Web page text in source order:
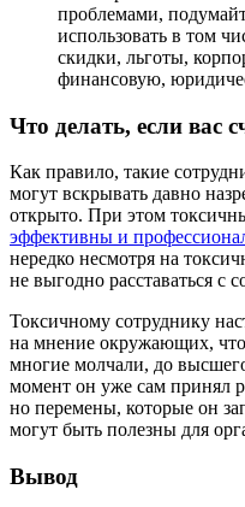
проблемами,
использовать в том
скидки, льготы,
финансовую,
Что делать, если вас
Как правило, такие
могут вскрывать давно
открыто. При этом
эффективны и
нередко несмотря на
не выгодно расставаться с
Токсичному сотруднику
на мнение окружающих, что
многие молчали, до
момент он уже сам принял
но перемены, которые он
могут быть полезны для
Вывод